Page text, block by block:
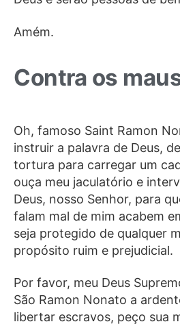
Amém.
Contra os
Oh, famoso Saint Ramon
instruir a palavra de Deus,
tortura para carregar um
ouça meu jaculatório e
Deus, nosso Senhor, para
falam mal de mim acabem
seja protegido de qualquer
propósito ruim e prejudicial.
Por favor, meu Deus
São Ramon Nonato a
libertar escravos, peço sua